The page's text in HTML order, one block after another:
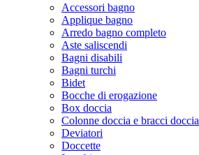
Accessori bagno
Applique bagno
Arredo bagno completo
Aste saliscendi
Bagni disabili
Bagni turchi
Bidet
Bocche di erogazione
Box doccia
Colonne doccia e bracci doccia
Deviatori
Doccette